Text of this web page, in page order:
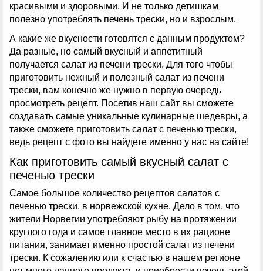
красивыми и здоровыми. И не только детишкам
полезно употреблять печень трески, но и взрослым.
А какие же вкусности готовятся с данным продуктом?
Да разные, но самый вкусный и аппетитный
получается салат из печени трески. Для того чтобы
приготовить нежный и полезный салат из печени
трески, вам конечно же нужно в первую очередь
просмотреть рецепт. Посетив наш сайт вы сможете
создавать самые уникальные кулинарные шедевры, а
также сможете приготовить салат с печенью трески,
ведь рецепт с фото вы найдете именно у нас на сайте!
Как приготовить самый вкусный салат с
печенью трески
Самое большое количество рецептов салатов с
печенью трески, в норвежской кухне. Дело в том, что
жители Норвегии употребляют рыбу на протяжении
круглого года и самое главное место в их рационе
питания, занимает именно простой салат из печени
трески. К сожалению или к счастью в нашем регионе